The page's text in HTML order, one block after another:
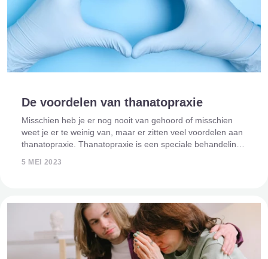
De voordelen van thanatopraxie
Misschien heb je er nog nooit van gehoord of misschien
weet je er te weinig van, maar er zitten veel voordelen aan
thanatopraxie. Thanatopraxie is een speciale behandeling
5 MEI 2023